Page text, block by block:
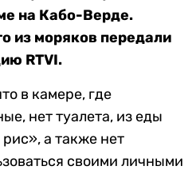
на Кабо-Верде.
из моряков передали
RTVI.
в камере, где
нет туалета, из еды
а также нет
своими личными